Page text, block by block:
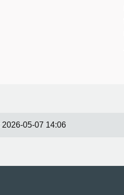
2026-05-07 14:06